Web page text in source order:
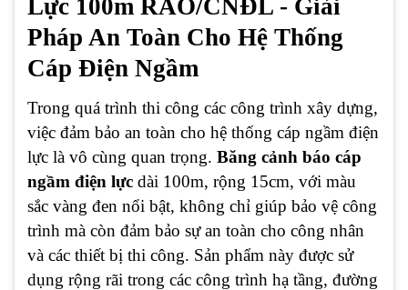
Lực 100m RAO/CNĐL - Giải
Pháp An Toàn Cho Hệ Thống
Cáp Điện Ngầm
Trong quá trình thi công các công trình xây dựng,
việc đảm bảo an toàn cho hệ thống cáp ngầm điện
lực là vô cùng quan trọng. Băng cảnh báo cáp
ngầm điện lực dài 100m, rộng 15cm, với màu
sắc vàng đen nổi bật, không chỉ giúp bảo vệ công
trình mà còn đảm bảo sự an toàn cho công nhân
và các thiết bị thi công. Sản phẩm này được sử
dụng rộng rãi trong các công trình hạ tầng, đường